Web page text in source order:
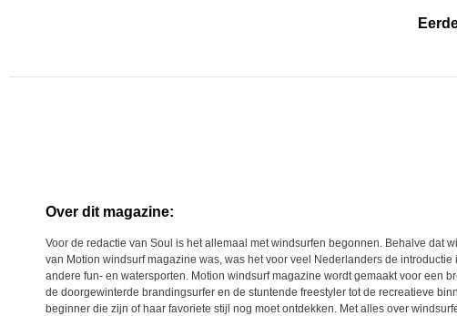
Over dit magazine:
Voor de redactie van Soul is het allemaal met windsurfen begonnen. Behalve dat
van Motion windsurf magazine was, was het voor veel Nederlanders de
andere fun- en watersporten. Motion windsurf magazine wordt gemaakt voor een
de doorgewinterde brandingsurfer en de stuntende freestyler tot de recreatieve
beginner die zijn of haar favoriete stijl nog moet ontdekken. Met alles over